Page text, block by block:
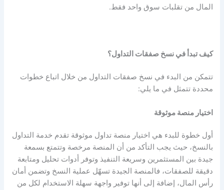
المال من تقلبات سوق واحد فقط.
كيف تبدأ في نسخ صفقات التداول؟
تتمكن من البدء في نسخ صفقات التداول من خلال اتباع خطوات
محددة تتمثل في ما يلي:
اختيار منصة موثوقة
أول خطوة للبدء هي اختيار منصة تداول موثوقة تقدم خدمة التداول
بالنسخ، حيث يجب التأكد من أن المنصة مرخصة وتتمتع بسمعة
جيدة بين المستثمرين وسريعة التنفيذ وتوفر أدوات تحليل ومتابعة
دقيقة للصفقات، فالمنصة الجيدة تسهّل عملية النسخ وتضمن أمان
رأس المال، إضافة إلى أنها توفير واجهة سهلة الاستخدام لكل من